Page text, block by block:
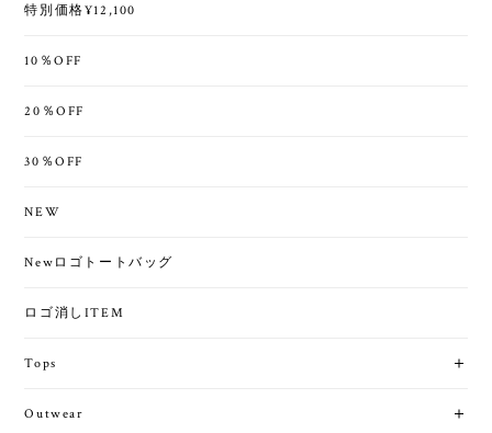
特別価格¥12,100
10％OFF
20％OFF
30％OFF
NEW
Newロゴトートバッグ
ロゴ消しITEM
Tops
Outwear